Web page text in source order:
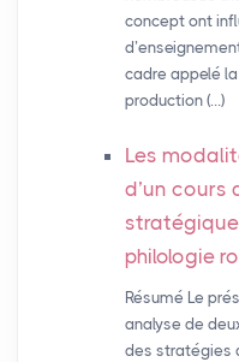
concept ont
cadre appelé
production (…)
Les
d’un cours
philologie
Résumé Le
analyse de
des stratégies